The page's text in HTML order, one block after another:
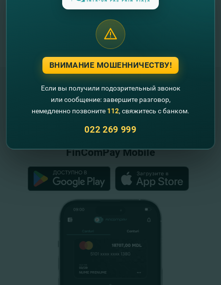
"FinComBank" S.A. является членом
Республики Молдова
FinComPay Mobile
ВНИМАНИЕ МОШЕННИЧЕСТВУ!
Если вы получили подозрительный звонок
или сообщение: завершите разговор,
немедленно позвоните 112, свяжитесь с банком.
022 269 999